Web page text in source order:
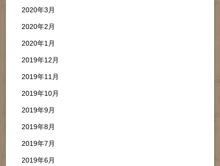
2020年3月
2020年2月
2020年1月
2019年12月
2019年11月
2019年10月
2019年9月
2019年8月
2019年7月
2019年6月